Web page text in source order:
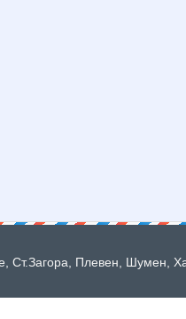
Плевен, Шумен,